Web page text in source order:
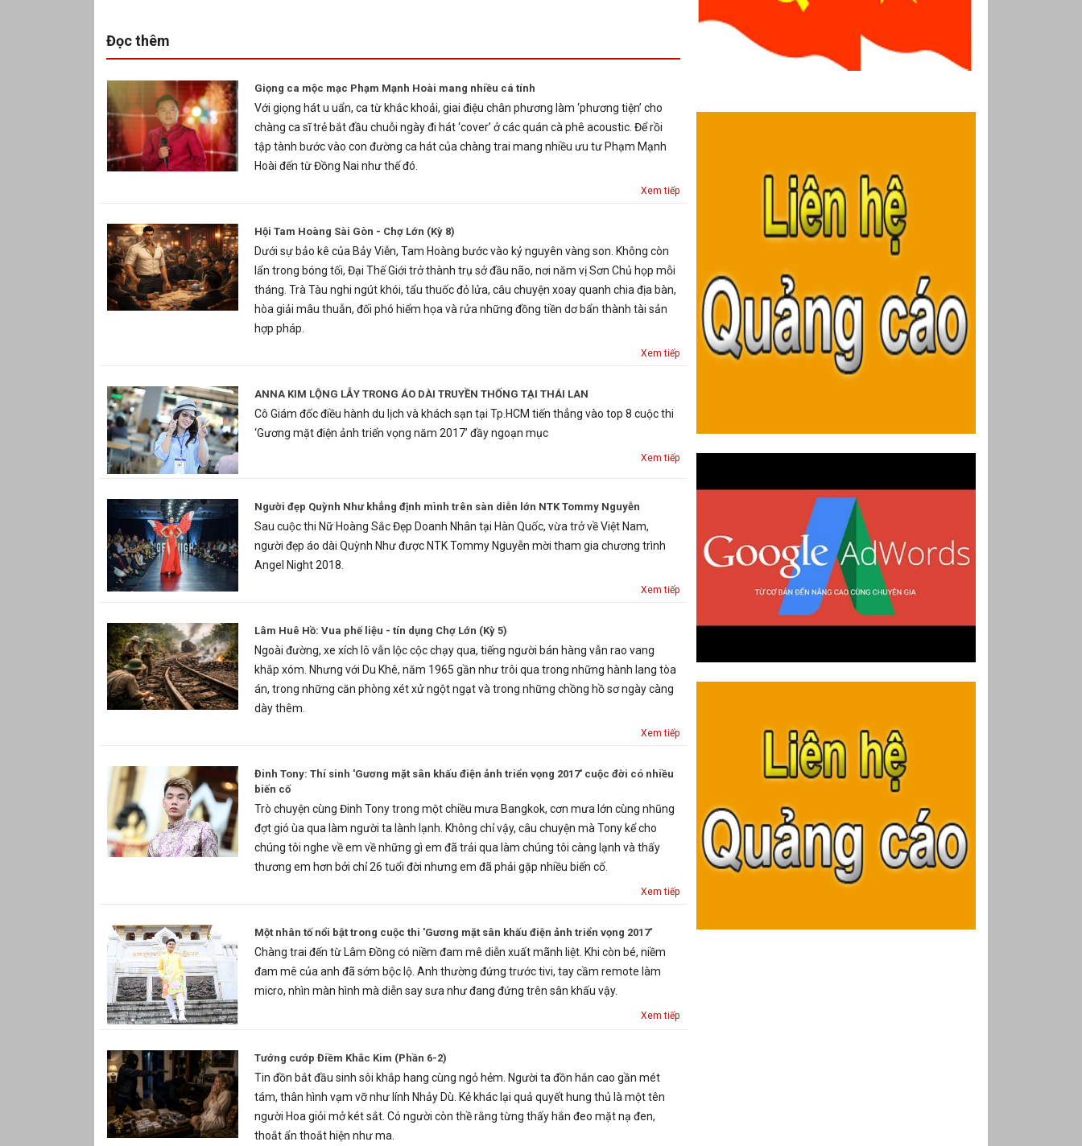
Đọc thêm
Giọng ca mộc mạc Phạm Mạnh Hoài mang nhiều cá tính
Với giọng hát u uẩn, ca từ khắc khoải, giai điệu chân phương làm ‘phương tiện’ cho
chàng ca sĩ trẻ bắt đầu chuỗi ngày đi hát ‘cover’ ở các quán cà phê acoustic. Để rồi
tập tành bước vào con đường ca hát của chàng trai mang nhiều ưu tư Phạm Mạnh
Hoài đến từ Đồng Nai như thế đó.
Xem tiếp
Hội Tam Hoàng Sài Gòn - Chợ Lớn (Kỳ 8)
Dưới sự bảo kê của Bảy Viễn, Tam Hoàng bước vào kỷ nguyên vàng son. Không còn
lẩn trong bóng tối, Đại Thế Giới trở thành trụ sở đầu não, nơi năm vị Sơn Chủ họp mỗi
tháng. Trà Tàu nghi ngút khói, tẩu thuốc đỏ lửa, câu chuyện xoay quanh chia địa bàn,
hòa giải mâu thuẫn, đối phó hiểm họa và rửa những đồng tiền dơ bẩn thành tài sản
hợp pháp.
Xem tiếp
ANNA KIM LỘNG LẪY TRONG ÁO DÀI TRUYỀN THỐNG TẠI THÁI LAN
Cô Giám đốc điều hành du lịch và khách sạn tại Tp.HCM tiến thẳng vào top 8 cuộc thi
‘Gương mặt điện ảnh triển vọng năm 2017’ đầy ngoạn mục
Xem tiếp
Người đẹp Quỳnh Như khẳng định mình trên sàn diễn lớn NTK Tommy Nguyễn
Sau cuộc thi Nữ Hoàng Sắc Đẹp Doanh Nhân tại Hàn Quốc, vừa trở về Việt Nam,
người đẹp áo dài Quỳnh Như được NTK Tommy Nguyễn mời tham gia chương trình
Angel Night 2018.
Xem tiếp
Lâm Huê Hồ: Vua phế liệu - tín dụng Chợ Lớn (Kỳ 5)
Ngoài đường, xe xích lô vẫn lộc cộc chạy qua, tiếng người bán hàng vẫn rao vang
khắp xóm. Nhưng với Du Khê, năm 1965 gần như trôi qua trong những hành lang tòa
án, trong những căn phòng xét xử ngột ngạt và trong những chồng hồ sơ ngày càng
dày thêm.
Xem tiếp
Đinh Tony: Thí sinh 'Gương mặt sân khấu điện ảnh triển vọng 2017' cuộc đời có nhiều
biến cố
Trò chuyện cùng Đinh Tony trong một chiều mưa Bangkok, cơn mưa lớn cùng nhũng
đợt gió ùa qua làm người ta lành lạnh. Không chỉ vậy, câu chuyện mà Tony kể cho
chúng tôi nghe về em về những gì em đã trải qua làm chúng tôi càng lạnh và thấy
thương em hơn bởi chỉ 26 tuổi đời nhưng em đã phải gặp nhiều biến cố.
Xem tiếp
Một nhân tố nổi bật trong cuộc thi 'Gương mặt sân khấu điện ảnh triển vọng 2017'
Chàng trai đến từ Lâm Đồng có niềm đam mê diễn xuất mãnh liệt. Khi còn bé, niềm
đam mê của anh đã sớm bộc lộ. Anh thường đứng trước tivi, tay cầm remote làm
micro, nhìn màn hình mà diễn say sưa như đang đứng trên sân khấu vậy.
Xem tiếp
Tướng cướp Điềm Khắc Kim (Phần 6-2)
Tin đồn bắt đầu sinh sôi khắp hang cùng ngỏ hẻm. Người ta đồn hắn cao gần mét
tám, thân hình vạm vỡ như lính Nhảy Dù. Kẻ khác lại quả quyết hung thủ là một tên
người Hoa giỏi mở két sắt. Có người còn thề rằng từng thấy hắn đeo mặt nạ đen,
thoắt ẩn thoắt hiện như ma.